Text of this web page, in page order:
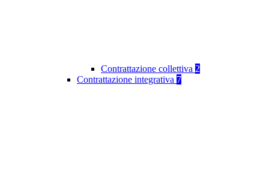
Contrattazione collettiva 2
Contrattazione integrativa 7